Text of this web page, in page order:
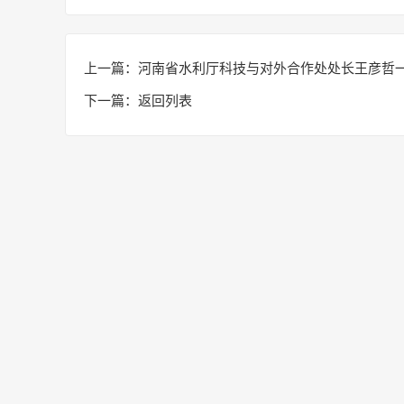
上一篇： 河南省水利厅科技与对外合作处处长王彦哲
下一篇： 返回列表